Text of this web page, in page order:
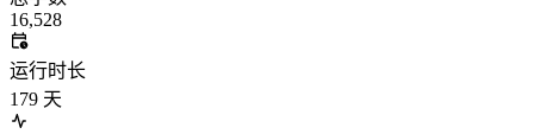
16,528
运行时长
179 天